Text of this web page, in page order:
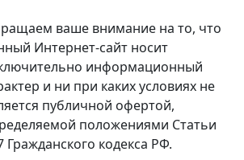
[272]
[2]
[7]
[6]
[27]
[6]
ваше внимание на то, что
Интернет-сайт носит
информационный
и ни при каких условиях не
публичной офертой,
положениями Статьи
Гражданского кодекса РФ.